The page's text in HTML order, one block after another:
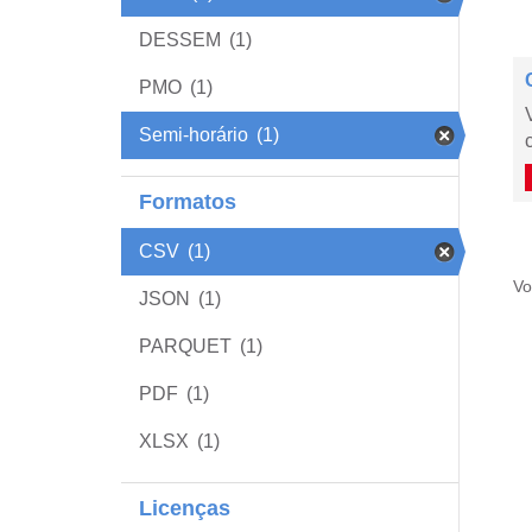
DESSEM (1)
PMO (1)
Semi-horário (1)
Formatos
CSV (1)
JSON (1)
PARQUET (1)
PDF (1)
XLSX (1)
Licenças